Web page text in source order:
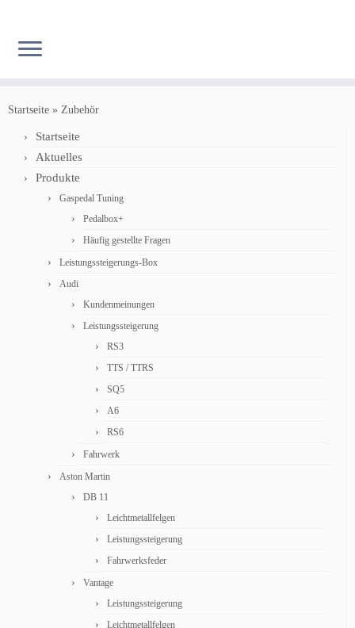
Inhalt
Startseite » Zubehör
Startseite
Aktuelles
Produkte
Gaspedal Tuning
Pedalbox+
Häufig gestellte Fragen
Leistungssteigerungs-Box
Audi
Kundenmeinungen
Leistungssteigerung
RS3
TTS / TTRS
SQ5
A6
RS6
Fahrwerk
Aston Martin
DB 11
Leichtmetallfelgen
Leistungssteigerung
Fahrwerksfeder
Vantage
Leistungssteigerung
Leichtmetallfelgen